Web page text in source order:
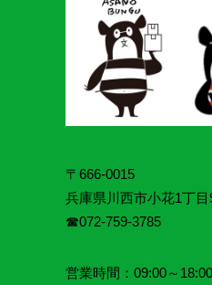
〒666-0015
兵庫県川西市小花1丁目
☎072‐759‐3785
営業時間：09:00～18:00